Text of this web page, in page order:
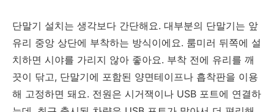
단말기 설치는 생각보다 간단해요. 대부분의 단말기는 앞
유리 중앙 상단에 부착하는 방식이에요. 룸미러 뒤쪽에 설
치하면 시야를 가리지 않아 좋아요. 부착 전에 유리를 깨
끗이 닦고, 단말기에 포함된 양면테이프나 흡착판을 이용
해 고정하면 돼요. 전원은 시거잭이나 USB 포트에 연결하